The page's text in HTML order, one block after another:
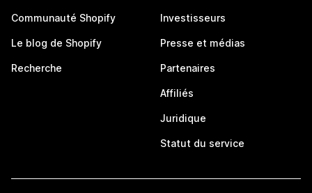
Communauté Shopify
Le blog de Shopify
Recherche
Investisseurs
Presse et médias
Partenaires
Affiliés
Juridique
Statut du service